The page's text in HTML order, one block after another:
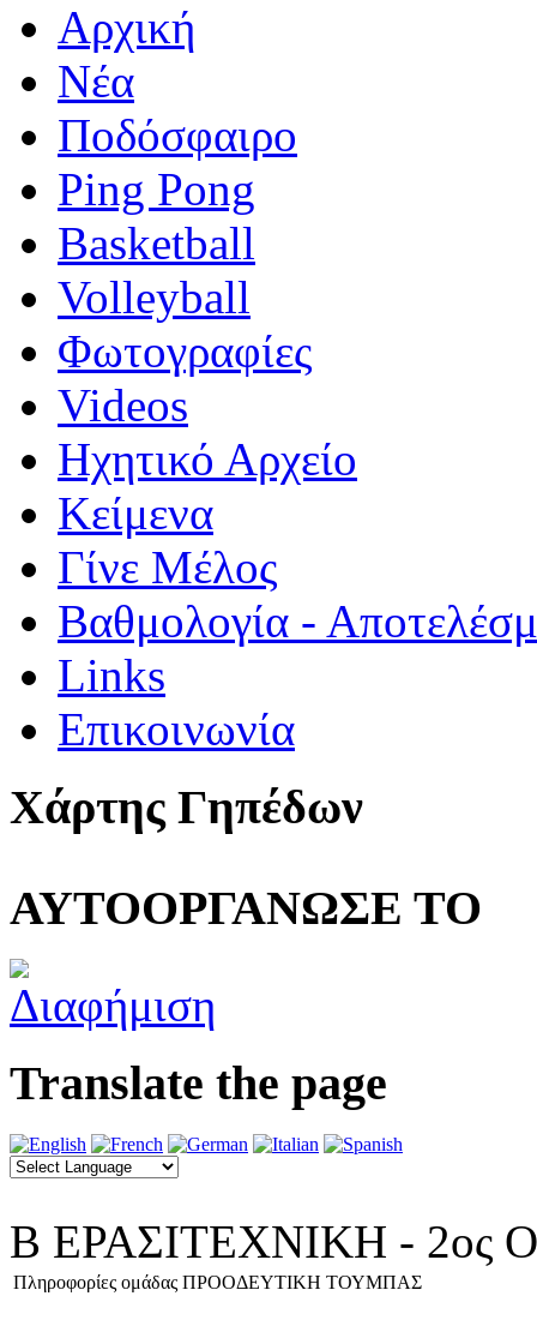
Αρχική
Νέα
Ποδόσφαιρο
Ping Pong
Basketball
Volleyball
Φωτογραφίες
Videos
Ηχητικό Αρχείο
Κείμενα
Γίνε Μέλος
Βαθμολογία -
Links
Επικοινωνία
Χάρτης Γηπέδων
ΑΥΤΟΟΡΓΑΝΩΣΕ ΤΟ
Translate the page
Β ΕΡΑΣΙΤΕΧΝΙΚΗ - 2ος
Πληροφορίες ομάδας ΠΡΟΟΔΕΥΤΙΚΗ ΤΟΥΜΠΑΣ